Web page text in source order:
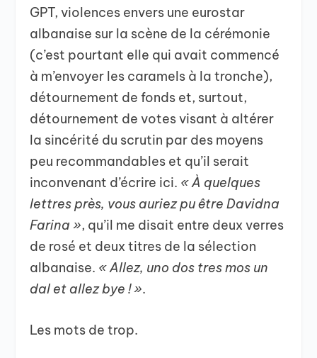
GPT, violences envers une eurostar
albanaise sur la scène de la cérémonie
(c’est pourtant elle qui avait commencé
à m’envoyer les caramels à la tronche),
détournement de fonds et, surtout,
détournement de votes visant à altérer
la sincérité du scrutin par des moyens
peu recommandables et qu’il serait
inconvenant d’écrire ici. « À quelques
lettres près, vous auriez pu être Davidna
Farina », qu’il me disait entre deux verres
de rosé et deux titres de la sélection
albanaise. « Allez, uno dos tres mos un
dal et allez bye ! ».
Les mots de trop.